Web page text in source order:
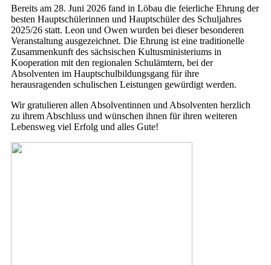
Bereits am 28. Juni 2026 fand in Löbau die feierliche Ehrung der
besten Hauptschülerinnen und Hauptschüler des Schuljahres
2025/26 statt. Leon und Owen wurden bei dieser besonderen
Veranstaltung ausgezeichnet. Die Ehrung ist eine traditionelle
Zusammenkunft des sächsischen Kultusministeriums in
Kooperation mit den regionalen Schulämtern, bei der
Absolventen im Hauptschulbildungsgang für ihre
herausragenden schulischen Leistungen gewürdigt werden.
Wir gratulieren allen Absolventinnen und Absolventen herzlich
zu ihrem Abschluss und wünschen ihnen für ihren weiteren
Lebensweg viel Erfolg und alles Gute!